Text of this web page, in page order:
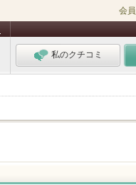
会
私のクチコミ